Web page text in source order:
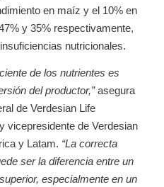
en maíz y el 10% en
y 35% respectivamente,
nutricionales.
de los nutrientes es
del productor,”asegura
de Verdesian Life
vicepresidente de Verdesian
y Latam. “La correcta
ser la diferencia entre un
especialmente en un